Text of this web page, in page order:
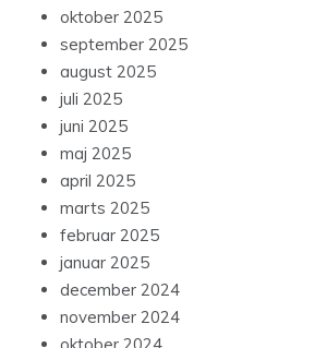
oktober 2025
september 2025
august 2025
juli 2025
juni 2025
maj 2025
april 2025
marts 2025
februar 2025
januar 2025
december 2024
november 2024